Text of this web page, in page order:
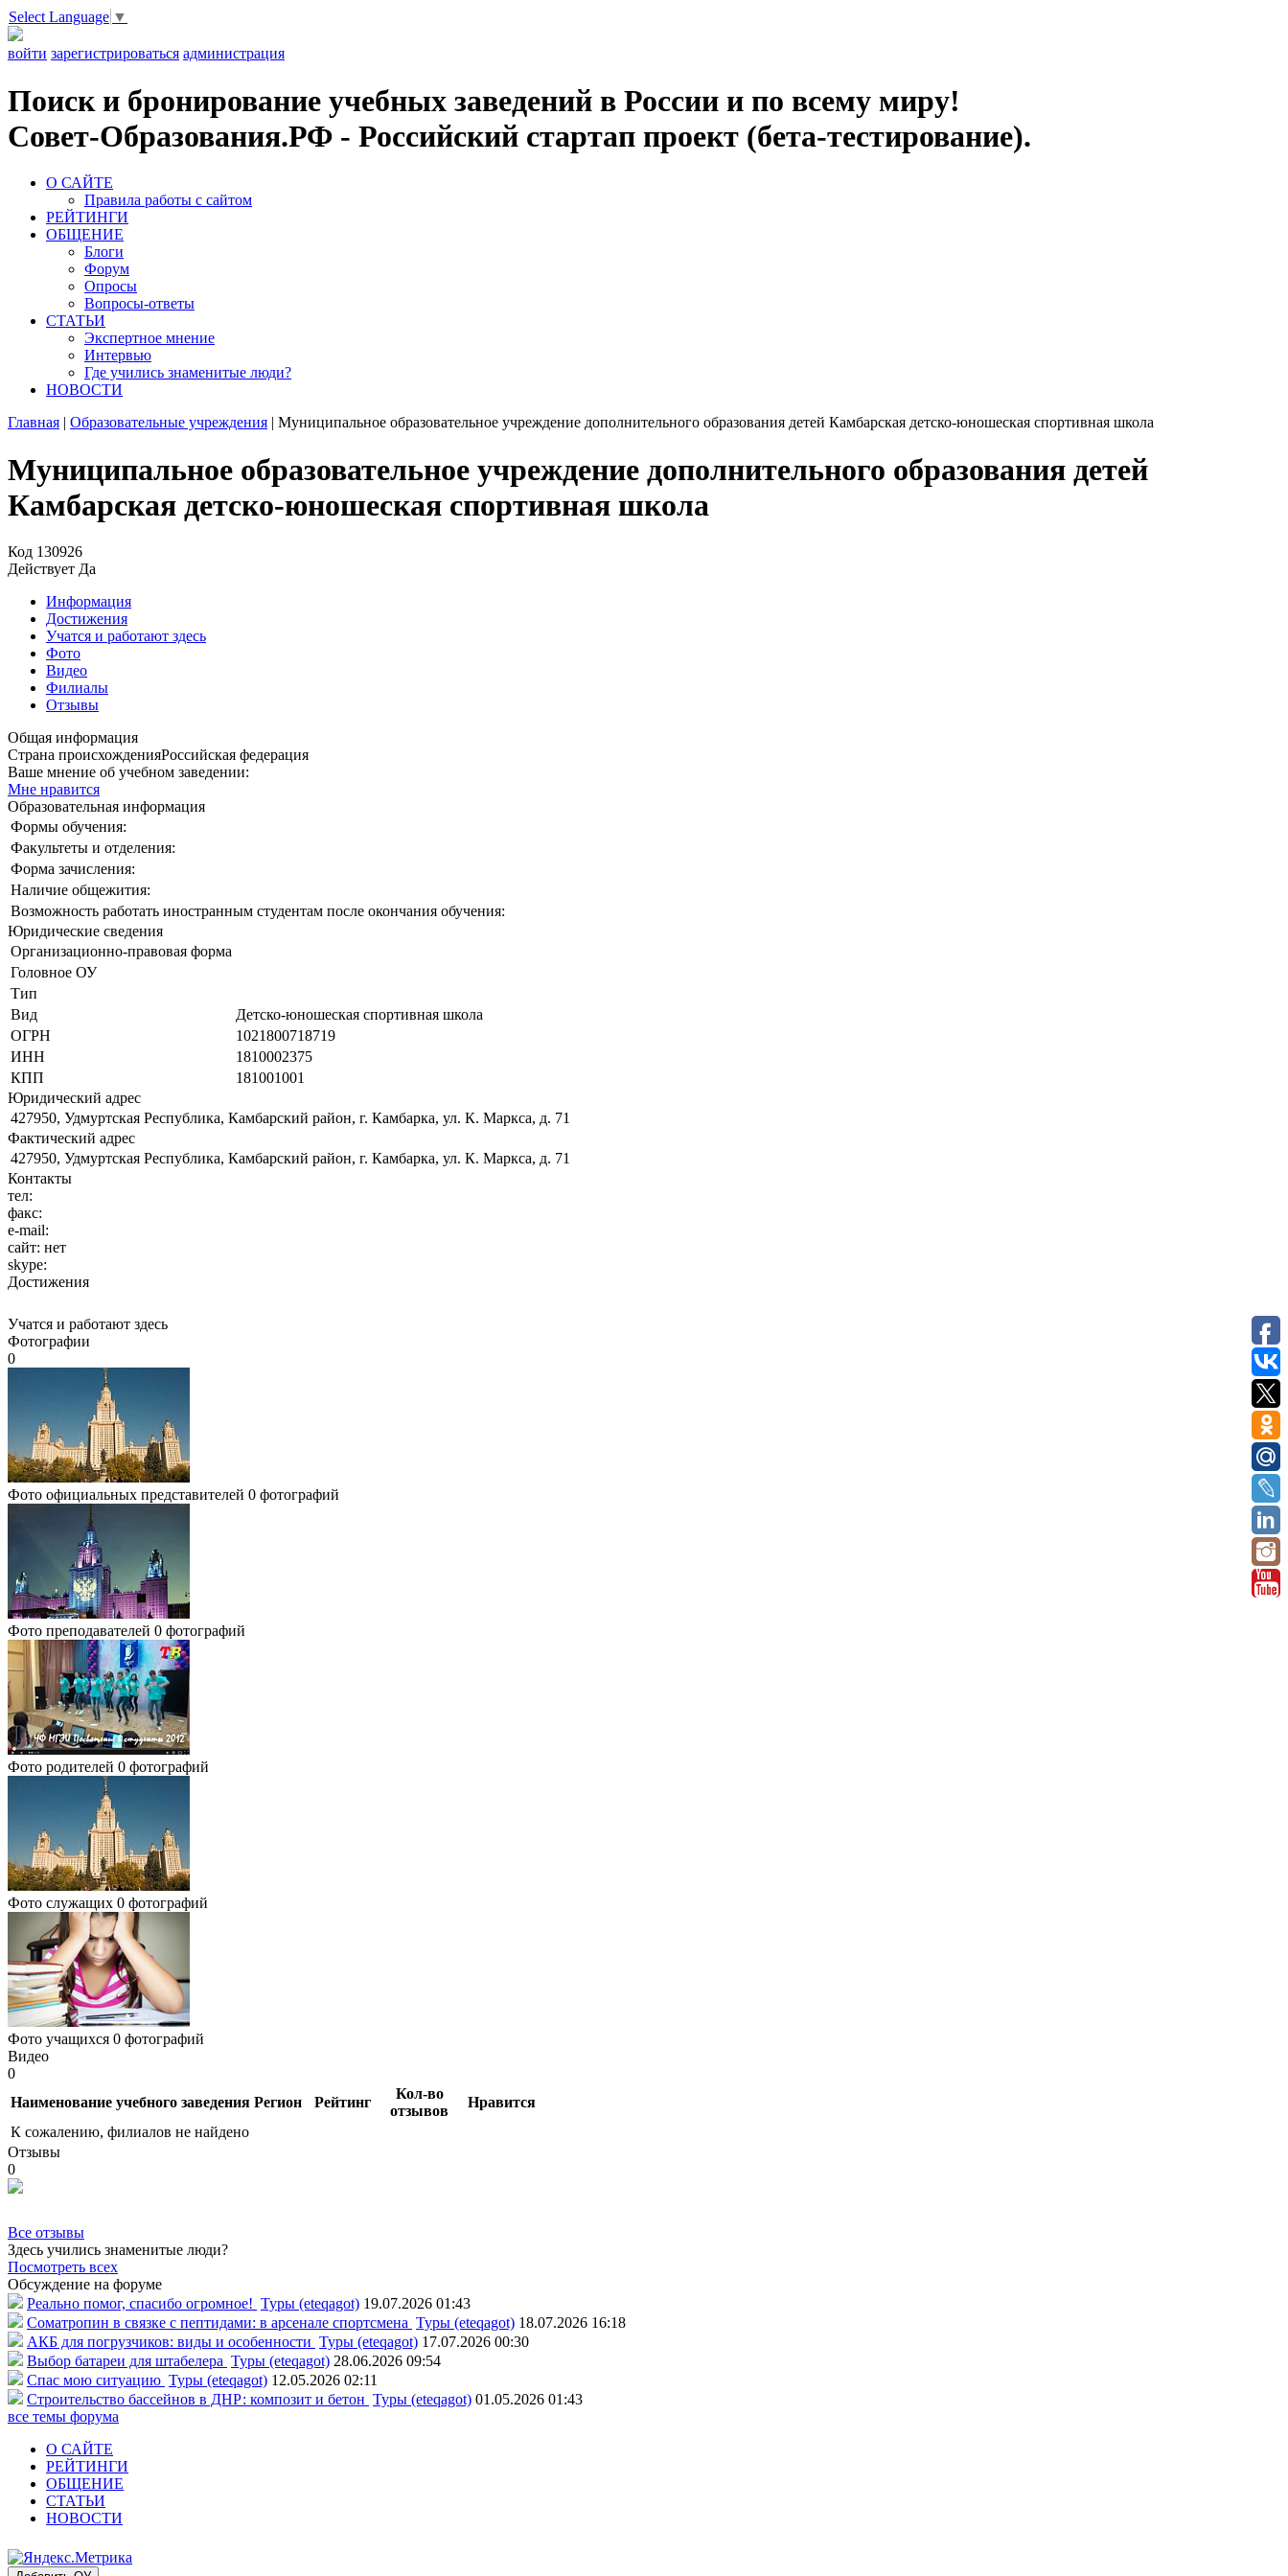
Select Language ▼
войти зарегистрироваться администрация
Поиск и бронирование учебных заведений в России и по всему миру!
Совет-Образования.РФ - Российский стартап проект (бета-тестирование).
О САЙТЕ
Правила работы с сайтом
РЕЙТИНГИ
ОБЩЕНИЕ
Блоги
Форум
Опросы
Вопросы-ответы
СТАТЬИ
Экспертное мнение
Интервью
Где учились знаменитые люди?
НОВОСТИ
Главная | Образовательные учреждения | Муниципальное образовательное учреждение дополнительного образования детей Камбарская детско-юношеская спортивная школа
Муниципальное образовательное учреждение дополнительного образования детей
Камбарская детско-юношеская спортивная школа
Код 130926
Действует Да
Информация
Достижения
Учатся и работают здесь
Фото
Видео
Филиалы
Отзывы
Общая информация
Страна происхожденияРоссийская федерация
Ваше мнение об учебном заведении:
Мне нравится
Образовательная информация
Формы обучения:
Факультеты и отделения:
Форма зачисления:
Наличие общежития:
Возможность работать иностранным студентам после окончания обучения:
Юридические сведения
Организационно-правовая форма
Головное ОУ
Тип
Вид
Детско-юношеская спортивная школа
ОГРН
1021800718719
ИНН
1810002375
КПП
181001001
Юридический адрес
427950, Удмуртская Республика, Камбарский район, г. Камбарка, ул. К. Маркса, д. 71
Фактический адрес
427950, Удмуртская Республика, Камбарский район, г. Камбарка, ул. К. Маркса, д. 71
Контакты
тел:
факс:
e-mail:
сайт: нет
skype:
Достижения
Учатся и работают здесь
Фотографии
0
Фото официальных представителей 0 фотографий
Фото преподавателей 0 фотографий
Фото родителей 0 фотографий
Фото служащих 0 фотографий
Фото учащихся 0 фотографий
Видео
0
Наименование учебного заведения Регион Рейтинг
Кол-во
отзывов
Нравится
К сожалению, филиалов не найдено
Отзывы
0
Все отзывы
Здесь учились знаменитые люди?
Посмотреть всех
Обсуждение на форуме
Реально помог, спасибо огромное! Туры (eteqagot) 19.07.2026 01:43
Соматропин в связке с пептидами: в арсенале спортсмена Туры (eteqagot) 18.07.2026 16:18
АКБ для погрузчиков: виды и особенности Туры (eteqagot) 17.07.2026 00:30
Выбор батареи для штабелера Туры (eteqagot) 28.06.2026 09:54
Спас мою ситуацию Туры (eteqagot) 12.05.2026 02:11
Строительство бассейнов в ДНР: композит и бетон Туры (eteqagot) 01.05.2026 01:43
все темы форума
О САЙТЕ
РЕЙТИНГИ
ОБЩЕНИЕ
СТАТЬИ
НОВОСТИ